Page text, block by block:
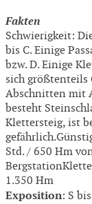
Fakten
Schwierigkeit:
bis C. Einige
bzw. D. Einige
sich größtenteils
Abschnitten mit
besteht
Klettersteig, ist
Std. / 650 Hm
1.350 Hm
Exposition: S